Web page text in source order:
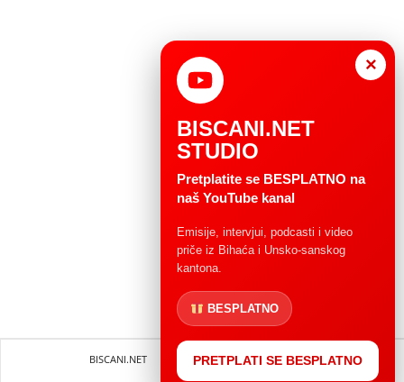
BISCANI.NET Impressum
Uvjeti korištenja
×
BISCANI.NET
STUDIO
Pretplatite se BESPLATNO na
naš YouTube kanal
Emisije, intervjui, podcasti i video
priče iz Bihaća i Unsko-sanskog
kantona.
BESPLATNO
PRETPLATI SE BESPLATNO